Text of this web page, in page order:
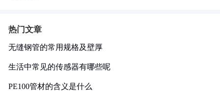
热门文章
无缝钢管的常用规格及壁厚
生活中常见的传感器有哪些呢
PE100管材的含义是什么